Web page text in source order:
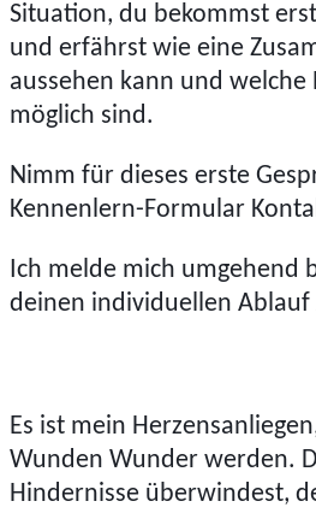
Situation, du bekommst
und erfährst wie eine
aussehen kann und welche
möglich sind.
Nimm für dieses erste
Kennenlern-Formular
Ich melde mich umgehend
deinen individuellen Ablauf
Es ist mein
Wunden Wunder werden.
Hindernisse überwindest,